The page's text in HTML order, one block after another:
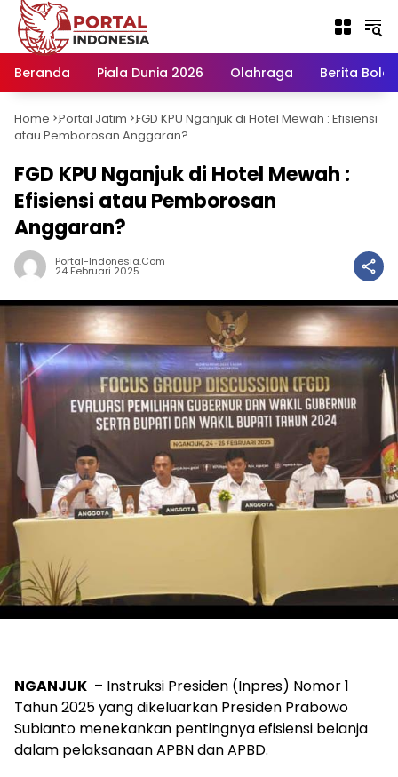
Langsung
konten
Beranda
Piala Dunia 2026 Olahraga Berita Bola
Home -
Portal Jatim -
FGD KPU Nganjuk di Hotel Mewah : Efisiensi
atau Pemborosan Anggaran?
FGD KPU Nganjuk di Hotel Mewah :
Efisiensi atau Pemborosan
Anggaran?
Portal-Indonesia.com
24 Februari 2025
NGANJUK – Instruksi Presiden (Inpres) Nomor 1
Tahun 2025 yang dikeluarkan Presiden Prabowo
Subianto menekankan pentingnya efisiensi belanja
dalam pelaksanaan APBN dan APBD.